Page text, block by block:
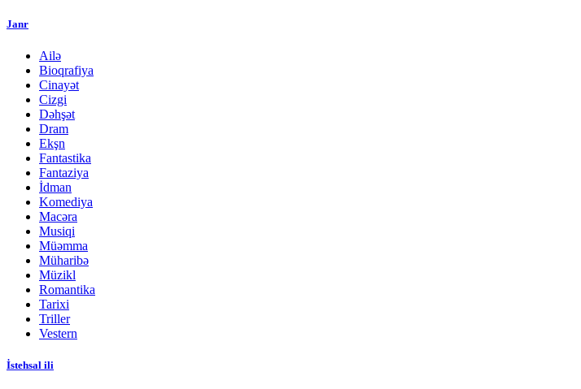
Janr
Ailə
Bioqrafiya
Cinayət
Cizgi
Dəhşət
Dram
Ekşn
Fantastika
Fantaziya
İdman
Komediya
Macəra
Musiqi
Müəmma
Müharibə
Müzikl
Romantika
Tarixi
Triller
Vestern
İstehsal ili